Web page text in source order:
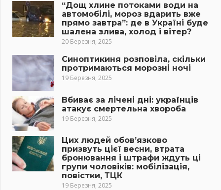
“Дощ хлине потоками води на
автомобілі, мороз вдарить вже
прямо завтра”: де в Україні буде
шалена злива, холод і вітер?
20 Березня, 2025
Синоптикиня розповіла, скільки
протримаються морозні ночі
19 Березня, 2025
Вбиває за лічені дні: українців
атакує смертельна хвороба
19 Березня, 2025
Цих людей обов’язково
призвуть цієї весни, втрата
бронювання і штрафи ждуть ці
групи чоловіків: мобілізація,
повістки, ТЦК
19 Березня, 2025